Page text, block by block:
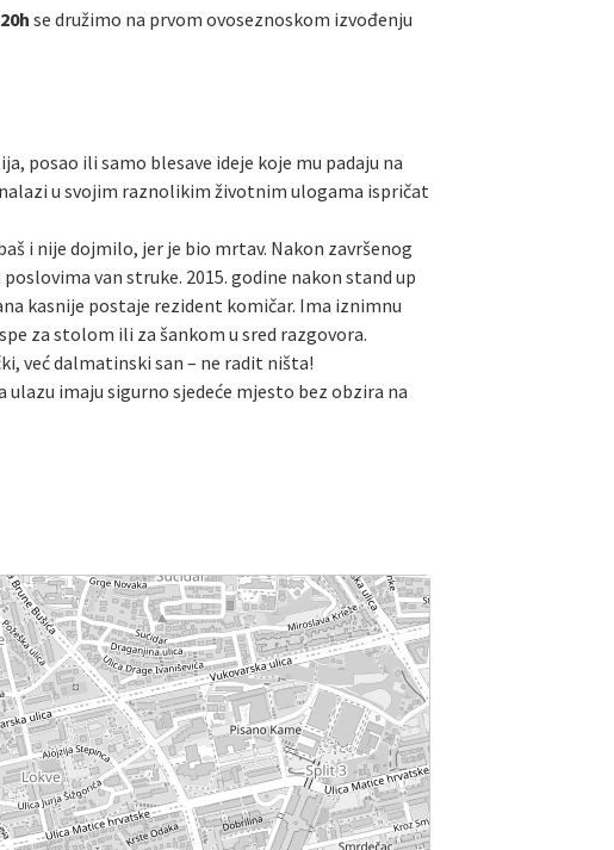
se družimo na prvom ovoseznoskom izvođenju
posao ili samo blesave ideje koje mu padaju na
u svojim raznolikim životnim ulogama ispričat
i nije dojmilo, jer je bio mrtav. Nakon završenog
van struke. 2015. godine nakon stand up
kasnije postaje rezident komičar. Ima iznimnu
za stolom ili za šankom u sred razgovora.
već dalmatinski san – ne radit ništa!
imaju sigurno sjedeće mjesto bez obzira na